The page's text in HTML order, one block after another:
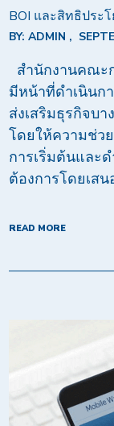
BOI และสิทธิประ
BY:ADMIN
สำนักงานคณะ
มีหน้าที่ดำเนินก
ส่งเสริมธุรกิจบ
โดยให้ความช่ว
การเริ่มต้นและ
ต้องการโดยเส
READ MORE